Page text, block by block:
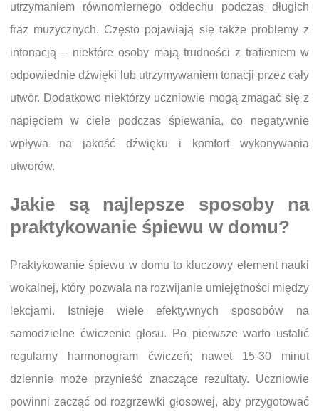
utrzymaniem równomiernego oddechu podczas długich
fraz muzycznych. Często pojawiają się także problemy z
intonacją – niektóre osoby mają trudności z trafieniem w
odpowiednie dźwięki lub utrzymywaniem tonacji przez cały
utwór. Dodatkowo niektórzy uczniowie mogą zmagać się z
napięciem w ciele podczas śpiewania, co negatywnie
wpływa na jakość dźwięku i komfort wykonywania
utworów.
Jakie są najlepsze sposoby na
praktykowanie śpiewu w domu?
Praktykowanie śpiewu w domu to kluczowy element nauki
wokalnej, który pozwala na rozwijanie umiejętności między
lekcjami. Istnieje wiele efektywnych sposobów na
samodzielne ćwiczenie głosu. Po pierwsze warto ustalić
regularny harmonogram ćwiczeń; nawet 15-30 minut
dziennie może przynieść znaczące rezultaty. Uczniowie
powinni zacząć od rozgrzewki głosowej, aby przygotować